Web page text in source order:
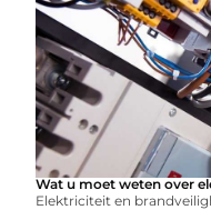
Wat u moet weten over
Elektriciteit en